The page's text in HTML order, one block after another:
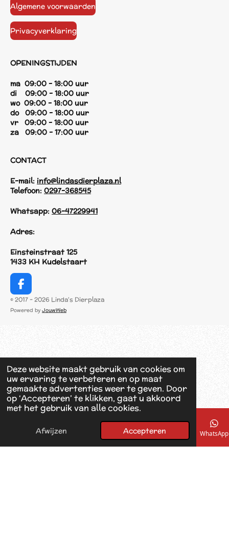
Deze website maakt gebruik van cookies om
uw ervaring te verbeteren en op maat
gemaakte advertenties weer te geven. Door
op ‘Accepteren’ te klikken, gaat u akkoord
met het gebruik van alle cookies.
Afwijzen Accepteren
Algemene voorwaarden
Privacyverklaring
OPENINGSTIJDEN
ma 09:00 - 18:00 uur
di 09:00 - 18:00 uur
wo 09:00 - 18:00 uur
do 09:00 - 18:00 uur
vr 09:00 - 18:00 uur
za 09:00 - 17:00 uur
CONTACT
E-mail: info@lindasdierplaza.nl
Telefoon: 0297-368545
Whatsapp: 06-47229941
Adres:
Einsteinstraat 125
1433 KH Kudelstaart
F
a
c
k
© 2017 - 2026 Linda's Dierplaza
Powered by JouwWeb
E-mailadres Telefoonnummer Kaart Facebook WhatsApp